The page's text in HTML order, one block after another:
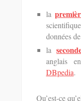
la
données
la
anglais
DBpedia.
Qu’est-ce